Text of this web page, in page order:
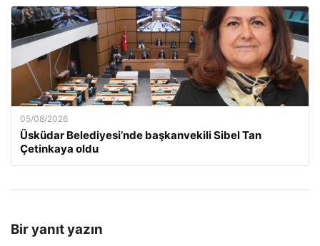
05/08/2026
Üsküdar Belediyesi’nde başkanvekili Sibel Tan
Çetinkaya oldu
Bir yanıt yazın